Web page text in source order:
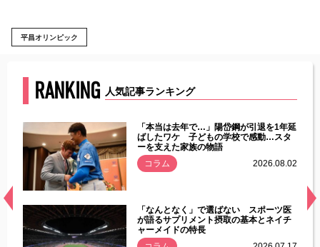
平昌オリンピック
RANKING 人気記事ランキング
常
「本当は去年で…」陽岱鋼が引退を1年延
ばしたワケ 子どもの学校で感動…スタ
ーを支えた家族の物語
コラム
2026.08.02
「なんとなく」で選ばない スポーツ医
が語るサプリメント摂取の基本とネイチ
ャーメイドの特長